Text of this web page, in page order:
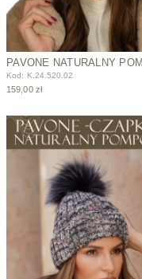
PAVONE NATURALNY
Kod: K.24.520.02
159,00 zł